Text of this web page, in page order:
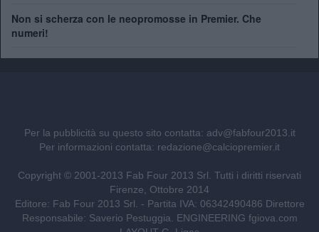
Non si scherza con le neopromosse in Premier. Che
numeri!
Per la pubblicità su questo sito contatta: adv@fabfour2013.it
Per informazioni contatta: redazione@calciopremier.it
Copyright © 2001-2013 Fab Four 2013 Srl. Tutti i diritti riservati
Firenze, Ottobre 2014
Editore: Fab Four 2013 Srl. - Partita IVA: 06342490486 Direttore
Responsabile: Saverio Pestuggia. ENGINEERING fgiova.com